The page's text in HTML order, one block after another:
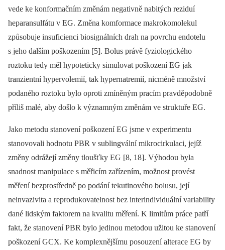
vede ke konformačním změnám negativně nabitých reziduí
heparansulfátu v EG. Změna komformace makrokomolekul
způsobuje insuficienci biosignálních drah na povrchu endotelu
s jeho dalším poškozením [5]. Bolus právě fyziologického
roztoku tedy měl hypoteticky simulovat poškození EG jak
tranzientní hypervolemií, tak hypernatremií, nicméně množství
podaného roztoku bylo oproti zmíněným pracím pravděpodobně
příliš malé, aby došlo k významným změnám ve struktuře EG.
Jako metodu stanovení poškození EG jsme v experimentu
stanovovali hodnotu PBR v sublingvální mikrocirkulaci, jejíž
změny odrážejí změny tloušťky EG [8, 18]. Výhodou byla
snadnost manipulace s měřicím zařízením, možnost provést
měření bezprostředně po podání tekutinového bolusu, její
neinvazivita a reprodukovatelnost bez interindividuální variability
dané lidským faktorem na kvalitu měření. K limitům práce patří
fakt, že stanovení PBR bylo jedinou metodou užitou ke stanovení
poškození GCX. Ke komplexnějšímu posouzení alterace EG by